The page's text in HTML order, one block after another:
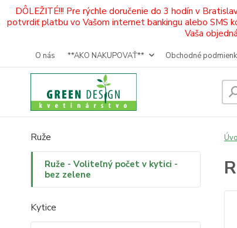
DÔLEŽITÉ!!! Pre rýchle doručenie do 3 hodín v
potvrdiť platbu vo Vašom internet bankingu alebo SMS
Vaša
O nás **AKO NAKUPOVAŤ** Obchodné
Ruže
Ruže - Voliteľný počet v kytici -
bez zelene
Kytice